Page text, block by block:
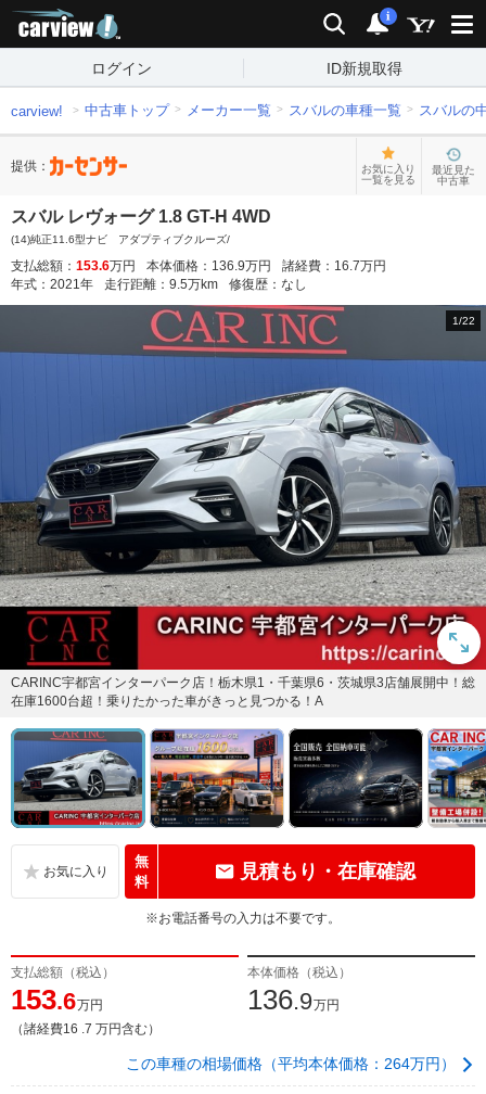
検索 通知
i
ログイン ID新規取得
carview! 中古車トップ メーカー一覧 スバルの車種一覧 スバルの
提供：
お気に入り
一覧を見る
最近見た
中古車
スバル レヴォーグ 1.8 GT-H 4WD
(14)純正11.6型ナビ アダプティブクルーズ/
支払総額： 153.6万円 本体価格： 136.9万円 諸経費： 16.7万円
年式： 2021年 走行距離： 9.5万km 修復歴： なし
1/22
CARINC宇都宮インターパーク店！栃木県1・千葉県6・茨城県3店舗展開中！総
在庫1600台超！乗りたかった車がきっと見つかる！A
無
料
見積もり・在庫確認
※お電話番号の入力は不要です。
支払総額（税込）
153.6万円
（諸経費16 .7 万円含む）
本体価格（税込）
136.9万円
この車種の相場価格（平均本体価格：264万円）